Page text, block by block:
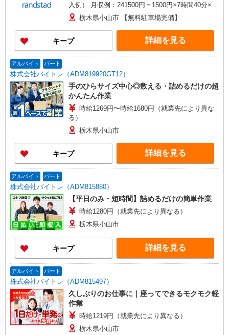
入例） 月収例：241500円＝1500円×7時間40分×21
日勤務の場合＋残業代、交通費別途支給 ※交通費
実費支給／当社規定あり。
栃木県小山市 【無料駐車場完備】
キープ 詳細を見る
アルバイト パート
株式会社バイトレ（ADM819920GT12）
手のひらサイズ中心◎数える・詰めるだけの超
かんたん作業
時給1269円〜時給1680円（就業先により異な
る）
栃木県小山市
キープ 詳細を見る
アルバイト パート
株式会社バイトレ（ADM815880）
【平日のみ・短時間】詰めるだけの簡単作業
時給1280円（就業先により異なる）
栃木県小山市
キープ 詳細を見る
アルバイト パート
株式会社バイトレ（ADM815497）
久しぶりのお仕事に｜座ってできるモクモク軽
作業
時給1219円（就業先により異なる）
栃木県小山市